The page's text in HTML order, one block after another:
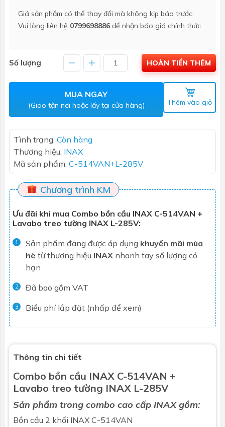
Giá sản phẩm có thể thay đổi mà không kịp báo trước.
Vui lòng liên hệ 0799698886 để nhận báo giá chính thức
Số lượng HOÀN TIỀN THÊM
MUA NGAY
(Giao tận nơi hoặc lấy tại cửa hàng) Thêm vào giỏ
Tình trạng: Còn hàng
Thương hiệu: INAX
Mã sản phẩm: C-514VAN+L-285V
Chương trình KM
Ưu đãi khi mua Combo bồn cầu INAX C-514VAN +
Lavabo treo tường INAX L-285V:
1 Sản phẩm đang được áp dụng khuyến mãi mùa
hè từ thương hiệu INAX nhanh tay số lượng có
hạn
2 Đã bao gồm VAT
3 Biểu phí lắp đặt (nhấp để xem)
Thông tin chi tiết
Combo bồn cầu INAX C-514VAN +
Lavabo treo tường INAX L-285V
Sản phẩm trong combo cao cấp INAX gồm:
Bồn cầu 2 khối INAX C-514VAN